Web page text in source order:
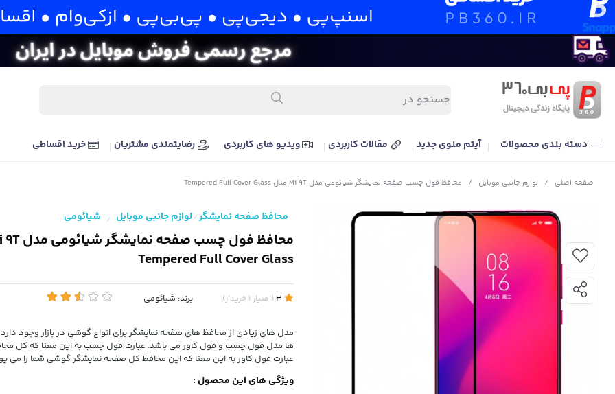
دسته بندی محصولات آیتم منوی جدید مقالات کاربردی ویدیو های کاربردی رضایتمندی مشتریان خرید اقساطی
صفحه اصلی / لوازم جانبی موبایل / محافظ فول چسب صفحه نمایشگر شیائومی مدل Mi 9T مدل Tempered Full Cover Glass
محافظ صفحه نمایشگر/ لوازم جانبی موبایل / شیائومی
Tempered Full Cover Glass
(امتیاز 1 خریدار) برند: شیائومی
مدل های زیادی از محافظ های صفحه نمایشگر برای انواع گوشی در بازار وجود دارد
ها مدل فول چسب و فول کاور می باشد. عبارت فول چسب به این معنا که کل
عبارت فول کاور به این معنا که این محافظ کل صفحه نمایشگر گوشی شما را می
ویژگی های این محصول :